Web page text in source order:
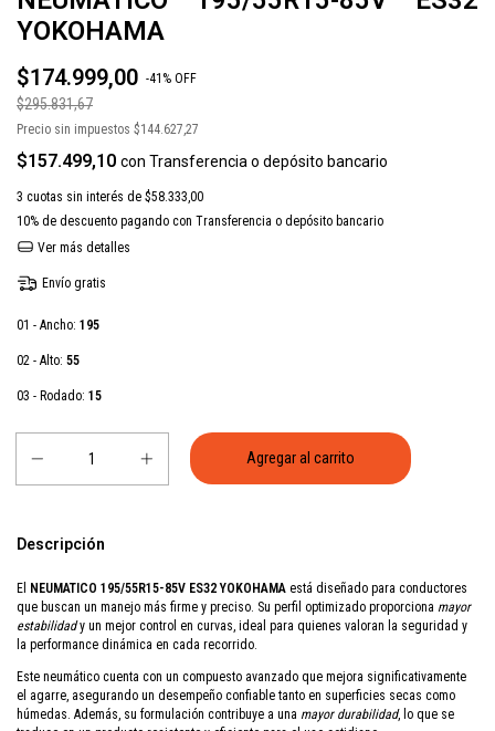
YOKOHAMA
$174.999,00 -41 % OFF
$295.831,67
Precio sin impuestos $144.627,27
$157.499,10 con Transferencia o depósito bancario
3 cuotas sin interés de $58.333,00
10% de descuento pagando con Transferencia o depósito bancario
Ver más detalles
Envío gratis
01 - Ancho: 195
02 - Alto: 55
03 - Rodado: 15
Descripción
El NEUMATICO 195/55R15-85V ES32 YOKOHAMA está diseñado para conductores
que buscan un manejo más firme y preciso. Su perfil optimizado proporciona mayor
estabilidady un mejor control en curvas, ideal para quienes valoran la seguridad y
la performance dinámica en cada recorrido.
Este neumático cuenta con un compuesto avanzado que mejora significativamente
el agarre, asegurando un desempeño confiable tanto en superficies secas como
húmedas. Además, su formulación contribuye a una mayor durabilidad, lo que se